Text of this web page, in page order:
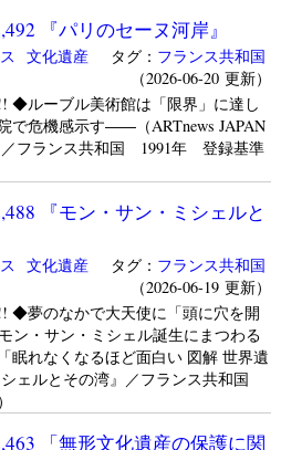
『パリのセーヌ河岸』
文化遺産タグ： フランス共和国
（2026-06-20 更新）
◆ルーブル美術館は「限界」に達し
で危機感示す――（ARTnews JAPAN
／フランス共和国 1991年 登録基準
『モン・サン・ミシェルと
文化遺産タグ： フランス共和国
（2026-06-19 更新）
◆夢のなかで大天使に「頭に穴を開
ン・サン・ミシェル誕生にまつわる
れなくなるほど面白い 図解 世界遺
ェルとその湾』／フランス共和国
「無形文化遺産の保護に関